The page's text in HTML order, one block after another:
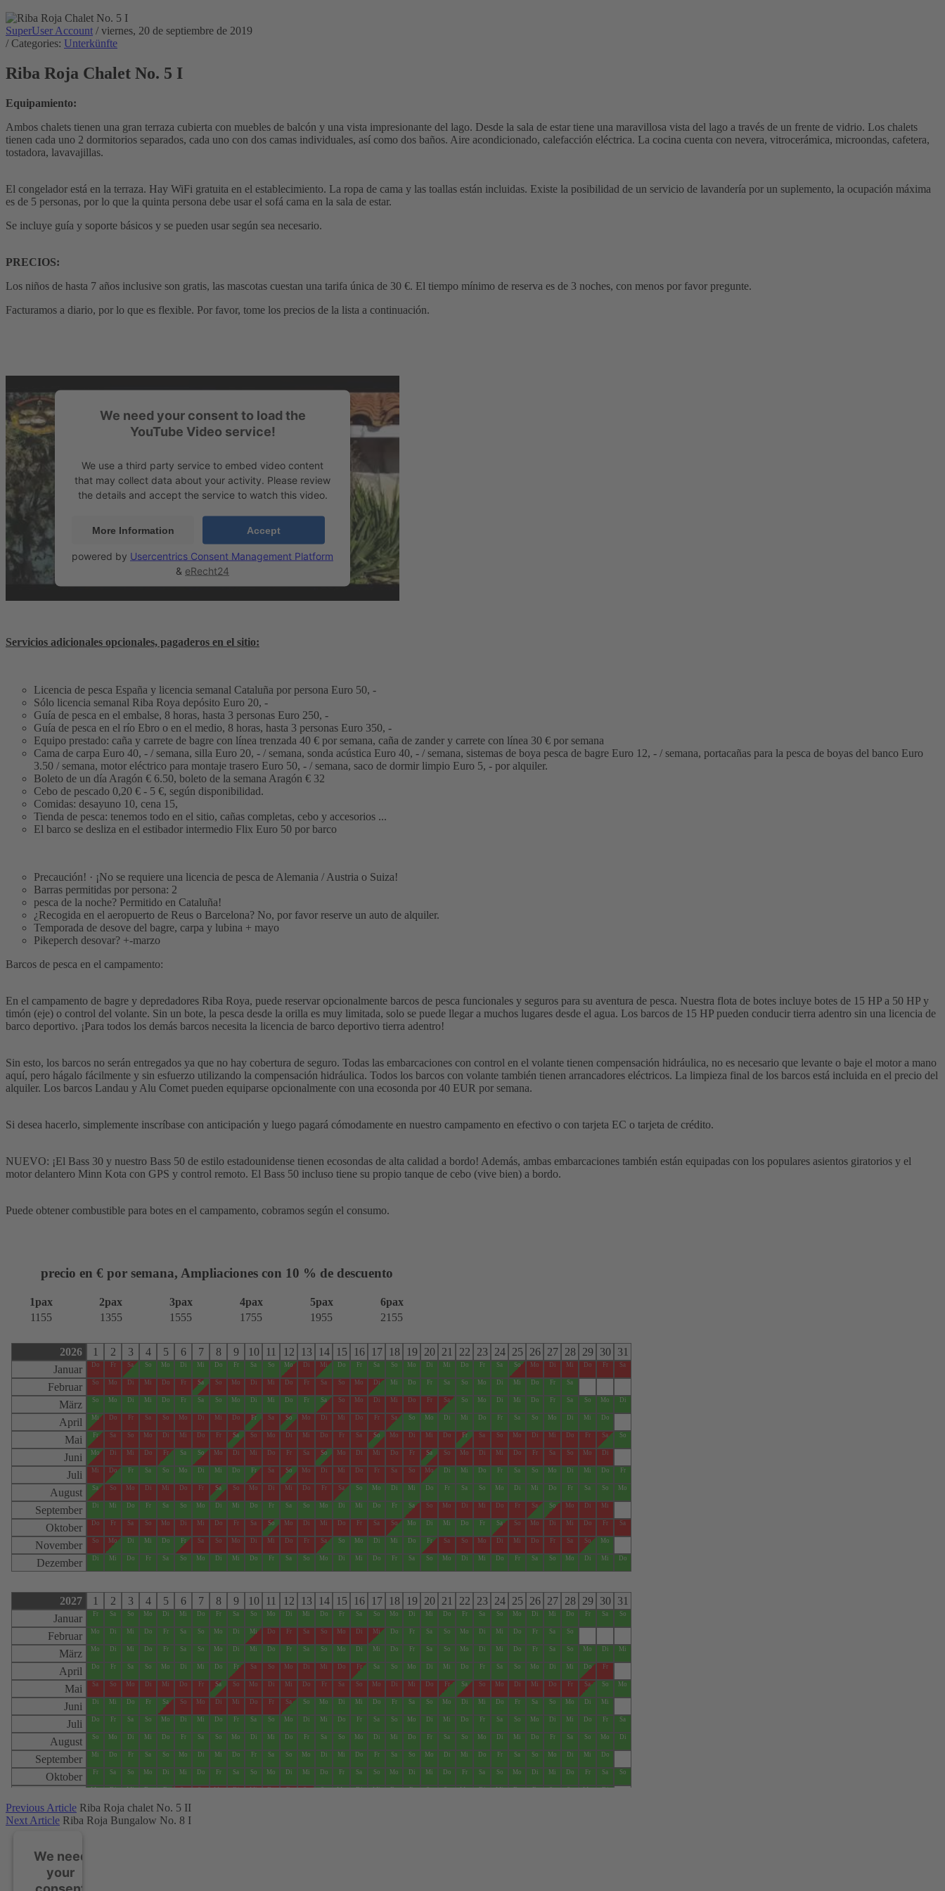
SuperUser Account / viernes, 20 de septiembre de 2019
/ Categories: Unterkünfte
Riba Roja Chalet No. 5 I
Equipamiento:
Ambos chalets tienen una gran terraza cubierta con muebles de balcón y una vista impresionante del lago. Desde la sala de estar tiene una maravillosa vista del lago a través de un frente de vidrio. Los chalets
tienen cada uno 2 dormitorios separados, cada uno con dos camas individuales, así como dos baños. Aire acondicionado, calefacción eléctrica. La cocina cuenta con nevera, vitrocerámica, microondas, cafetera,
tostadora, lavavajillas.
El congelador está en la terraza. Hay WiFi gratuita en el establecimiento. La ropa de cama y las toallas están incluidas. Existe la posibilidad de un servicio de lavandería por un suplemento, la ocupación máxima
es de 5 personas, por lo que la quinta persona debe usar el sofá cama en la sala de estar.
Se incluye guía y soporte básicos y se pueden usar según sea necesario.
PRECIOS:
Los niños de hasta 7 años inclusive son gratis, las mascotas cuestan una tarifa única de 30 €. El tiempo mínimo de reserva es de 3 noches, con menos por favor pregunte.
Facturamos a diario, por lo que es flexible. Por favor, tome los precios de la lista a continuación.
We need your consent to load the
YouTube Video service!
We use a third party service to embed video content
that may collect data about your activity. Please review
the details and accept the service to watch this video.
More Information Accept
powered by Usercentrics Consent Management Platform
& eRecht24
Servicios adicionales opcionales, pagaderos en el sitio:
Licencia de pesca España y licencia semanal Cataluña por persona Euro 50, -
Sólo licencia semanal Riba Roya depósito Euro 20, -
Guía de pesca en el embalse, 8 horas, hasta 3 personas Euro 250, -
Guía de pesca en el río Ebro o en el medio, 8 horas, hasta 3 personas Euro 350, -
Equipo prestado: caña y carrete de bagre con línea trenzada 40 € por semana, caña de zander y carrete con línea 30 € por semana
Cama de carpa Euro 40, - / semana, silla Euro 20, - / semana, sonda acústica Euro 40, - / semana, sistemas de boya pesca de bagre Euro 12, - / semana, portacañas para la pesca de boyas del banco Euro
3.50 / semana, motor eléctrico para montaje trasero Euro 50, - / semana, saco de dormir limpio Euro 5, - por alquiler.
Boleto de un día Aragón € 6.50, boleto de la semana Aragón € 32
Cebo de pescado 0,20 € - 5 €, según disponibilidad.
Comidas: desayuno 10, cena 15,
Tienda de pesca: tenemos todo en el sitio, cañas completas, cebo y accesorios ...
El barco se desliza en el estibador intermedio Flix Euro 50 por barco
Precaución! · ¡No se requiere una licencia de pesca de Alemania / Austria o Suiza!
Barras permitidas por persona: 2
pesca de la noche? Permitido en Cataluña!
¿Recogida en el aeropuerto de Reus o Barcelona? No, por favor reserve un auto de alquiler.
Temporada de desove del bagre, carpa y lubina + mayo
Pikeperch desovar? +-marzo
Barcos de pesca en el campamento:
En el campamento de bagre y depredadores Riba Roya, puede reservar opcionalmente barcos de pesca funcionales y seguros para su aventura de pesca. Nuestra flota de botes incluye botes de 15 HP a 50 HP y
timón (eje) o control del volante. Sin un bote, la pesca desde la orilla es muy limitada, solo se puede llegar a muchos lugares desde el agua. Los barcos de 15 HP pueden conducir tierra adentro sin una licencia de
barco deportivo. ¡Para todos los demás barcos necesita la licencia de barco deportivo tierra adentro!
Sin esto, los barcos no serán entregados ya que no hay cobertura de seguro. Todas las embarcaciones con control en el volante tienen compensación hidráulica, no es necesario que levante o baje el motor a mano
aquí, pero hágalo fácilmente y sin esfuerzo utilizando la compensación hidráulica. Todos los barcos con volante también tienen arrancadores eléctricos. La limpieza final de los barcos está incluida en el precio del
alquiler. Los barcos Landau y Alu Comet pueden equiparse opcionalmente con una ecosonda por 40 EUR por semana.
Si desea hacerlo, simplemente inscríbase con anticipación y luego pagará cómodamente en nuestro campamento en efectivo o con tarjeta EC o tarjeta de crédito.
NUEVO: ¡El Bass 30 y nuestro Bass 50 de estilo estadounidense tienen ecosondas de alta calidad a bordo! Además, ambas embarcaciones también están equipadas con los populares asientos giratorios y el
motor delantero Minn Kota con GPS y control remoto. El Bass 50 incluso tiene su propio tanque de cebo (vive bien) a bordo.
Puede obtener combustible para botes en el campamento, cobramos según el consumo.
precio en € por semana, Ampliaciones con 10 % de descuento
1pax 2pax 3pax 4pax 5pax
6pax
1155
1355 1555 1755 1955 2155
Previous Article Riba Roja chalet No. 5 II
Next Article Riba Roja Bungalow No. 8 I
We need
your